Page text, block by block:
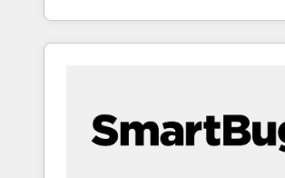
Claude等をHubSpotと連携させ、役
用ルール・成果指標まで含めて設計し
PMOとして主導。「設定の代行ではな
の責任」を引き受け、部門横断の統合
OS) to align your leadership and
portal that drives predictable
and Story to stop "accelerating a
Elite Engineering & AI Scalable Architecture: